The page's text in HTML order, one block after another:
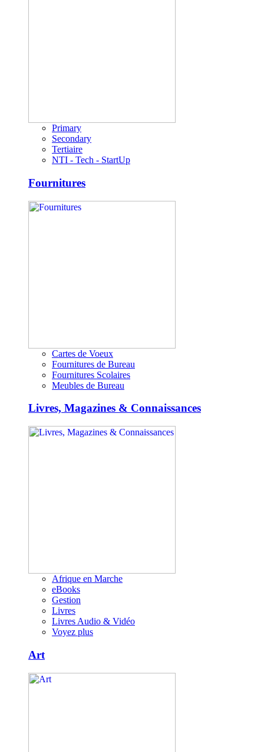
Primary
Secondary
Tertiaire
NTI - Tech - StartUp
Fournitures
Cartes de Voeux
Fournitures de Bureau
Fournitures Scolaires
Meubles de Bureau
Livres, Magazines & Connaissances
Afrique en Marche
eBooks
Gestion
Livres
Livres Audio & Vidéo
Voyez plus
Art